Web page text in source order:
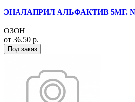
ЭНАЛАПРИЛ АЛЬФАКТИВ 5МГ.
ОЗОН
от 36.50 р.
Под заказ